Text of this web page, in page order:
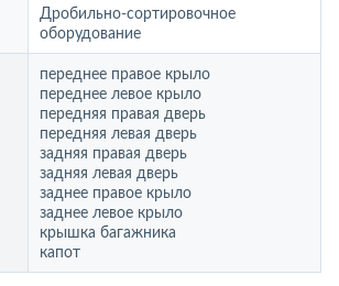
Дробильно-сортировочное
оборудование
переднее правое крыло
переднее левое крыло
передняя правая дверь
передняя левая дверь
задняя правая дверь
задняя левая дверь
заднее правое крыло
заднее левое крыло
крышка багажника
капот